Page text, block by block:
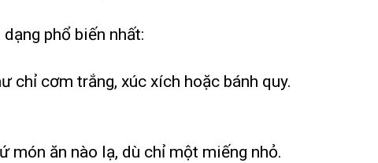
phổ biến nhất:
chỉ cơm trắng, xúc xích hoặc bánh quy.
món ăn nào lạ, dù chỉ một miếng nhỏ.